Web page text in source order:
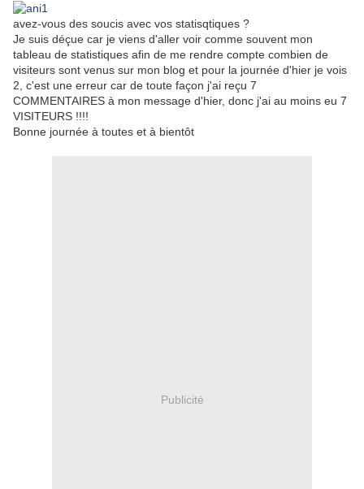
avez-vous des soucis avec vos statisqtiques ?
Je suis déçue car je viens d'aller voir comme souvent mon
tableau de statistiques afin de me rendre compte combien de
visiteurs sont venus sur mon blog et pour la journée d'hier je vois
2, c'est une erreur car de toute façon j'ai reçu 7
COMMENTAIRES à mon message d'hier, donc j'ai au moins eu 7
VISITEURS !!!!
Bonne journée à toutes et à bientôt
Publicité